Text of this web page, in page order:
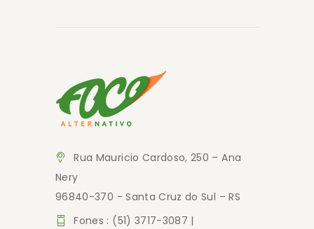
Rua Mauricio Cardoso, 250 – Ana
Nery
96840-370 - Santa Cruz do Sul – RS
Fones : (51) 3717-3087 |